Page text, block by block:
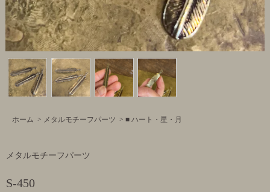
ホーム > メタルモチーフパーツ > ■ ハート・星・月
メタルモチーフパーツ
S-450